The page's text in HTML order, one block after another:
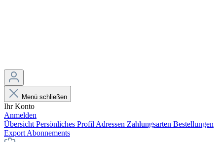
Menü schließen
Ihr Konto
Anmelden
Übersicht Persönliches Profil Adressen Zahlungsarten Bestellungen
Export Abonnements